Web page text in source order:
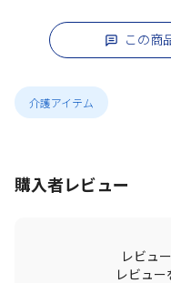
この商
介護アイテム
購入者レビュー
レビュ
レビュー